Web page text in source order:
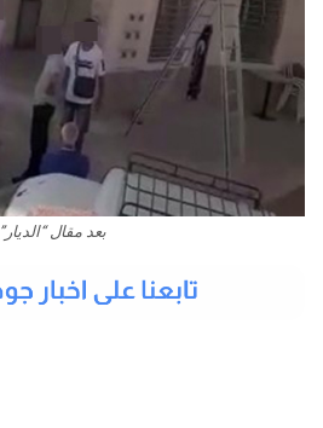
بعد مقال “الديار”